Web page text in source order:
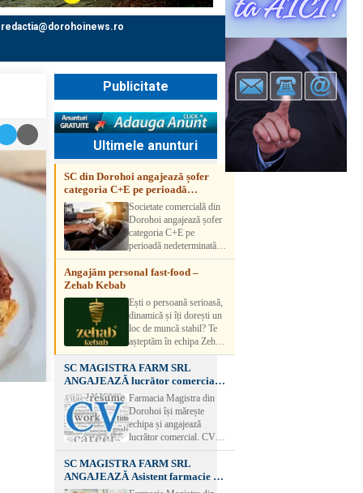
redactia@dorohoinews.ro
Publicitate
Ultimele anunturi
SC din Dorohoi angajează șofer
categoria C+E pe perioadă
nedeterminatăSocietate comercială din
Dorohoi angajează șofer
categoria C+E pe
perioadă nedeterminată.
Candidatul trebuie să
aibă experiență și atestat
detalii, vă rog să sunați la
numărul de telefon.
Angajăm personal fast-food –
Zehab Kebab
Ești o persoană serioasă,
dinamică și îți dorești un
loc de muncă stabil? Te
așteptăm în echipa Zehab
Kebab! Posturi
disponibile: -
SHAORMAR AJUTOR
BUCATAR 2/posturi -
LUCRATOR
COMERCIAL
VANZATOR /2 posturi
muncă Program flexibil
Salariu motivant, în
funcție de experienț
SC MAGISTRA FARM SRL
ANGAJEAZĂ lucrător comercial –
DOROHOI
Farmacia Magistra din
Dorohoi își mărește
echipa și angajează
lucrător comercial. CV-
urile se pot depune: * la
sediul Farmaciei
Magistra – Bulevardul
Victoriei nr. 23, Dorohoi
SC MAGISTRA FARM SRL
ANGAJEAZĂ Asistent farmacie –
DOROHOI